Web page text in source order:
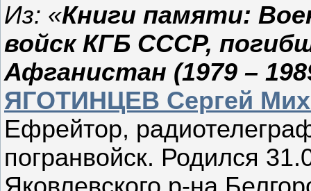
Из: «Книги памяти:
войск КГБ СССР,
Афганистан (1979 –
ЯГОТИНЦЕВ Сергей
Ефрейтор,
погранвойск. Родился